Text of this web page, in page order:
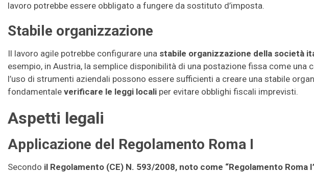
lavoro potrebbe essere obbligato a fungere da sostituto d’imposta.
Stabile organizzazione
Il lavoro agile potrebbe configurare una stabile organizzazione della società
esempio, in Austria, la semplice disponibilità di una postazione fissa come una
l’uso di strumenti aziendali possono essere sufficienti a creare una stabile
fondamentale verificare le leggi locali per evitare obblighi fiscali imprevisti.
Aspetti legali
Applicazione del Regolamento Roma I
Secondo il Regolamento (CE) N. 593/2008, noto come “Regolamento Roma